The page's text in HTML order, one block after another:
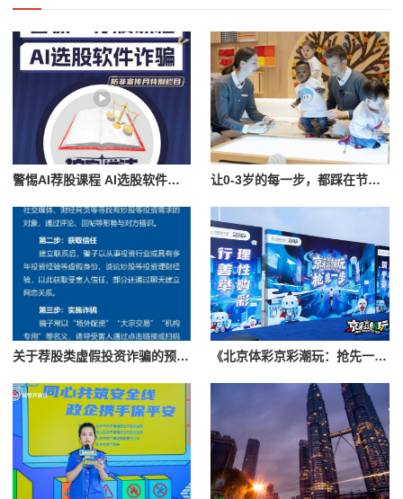
警惕AI荐股课程 AI选股软件诈骗 让0-3岁的每一步，都踩在节日的光和自然的风里
关于荐股类虚假投资诈骗的预警提醒！ 《北京体彩京彩潮玩：抢先一步，安心购彩》